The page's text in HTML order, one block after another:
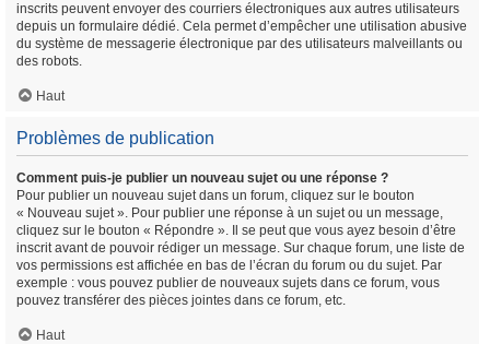
inscrits peuvent envoyer des courriers électroniques aux autres utilisateurs
depuis un formulaire dédié. Cela permet d’empêcher une utilisation abusive
du système de messagerie électronique par des utilisateurs malveillants ou
des robots.
Haut
Problèmes de publication
Comment puis-je publier un nouveau sujet ou une réponse ?
Pour publier un nouveau sujet dans un forum, cliquez sur le bouton
« Nouveau sujet ». Pour publier une réponse à un sujet ou un message,
cliquez sur le bouton « Répondre ». Il se peut que vous ayez besoin d’être
inscrit avant de pouvoir rédiger un message. Sur chaque forum, une liste de
vos permissions est affichée en bas de l’écran du forum ou du sujet. Par
exemple : vous pouvez publier de nouveaux sujets dans ce forum, vous
pouvez transférer des pièces jointes dans ce forum, etc.
Haut